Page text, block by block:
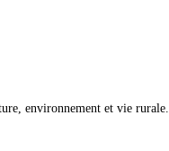
environnement et vie rurale.